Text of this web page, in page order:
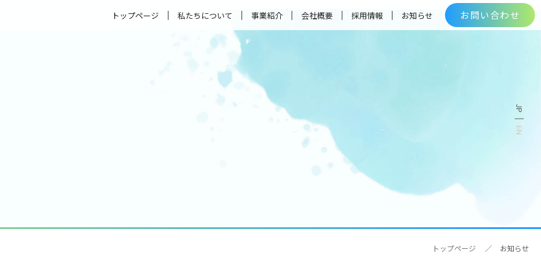
トップページ 私たちについて 事業紹介 会社概要 採用情報 お知らせ お問い合わせ
トップページ お知らせ